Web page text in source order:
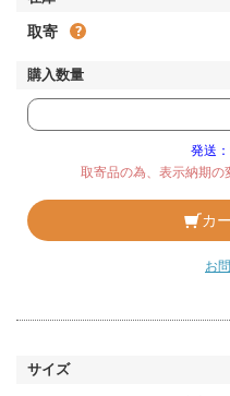
取寄
発送
取寄品の為、表示納期の
カ
お